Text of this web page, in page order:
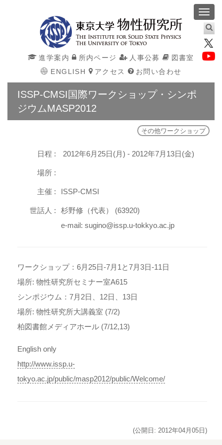
進学案内 所内ページ 人事公募
図書室
ENGLISH
アクセス お問い合わせ
ISSP-CMSI国際ワークショップ・シンポ
ジウムMASP2012
その他ワークショップ
日程 : 2012年6月25日(月) - 2012年7月13日(金)
場所 :
主催 : ISSP-CMSI
世話人 :
杉野修（代表） (63920)
e-mail: sugino@issp.u-tokkyo.ac.jp
ワークショップ：6月25日-7月1と7月3日-11日
場所: 物性研究所セミナー室A615
シンポジウム：7月2日、12日、13日
場所: 物性研究所大講義室 (7/2)
柏図書館メディアホール (7/12,13)
English only
http://www.issp.u-
tokyo.ac.jp/public/masp2012/public/Welcome/
(公開日: 2012年04月05日)